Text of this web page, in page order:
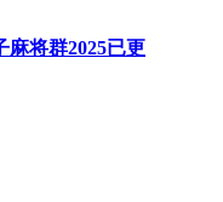
麻将群2025已更